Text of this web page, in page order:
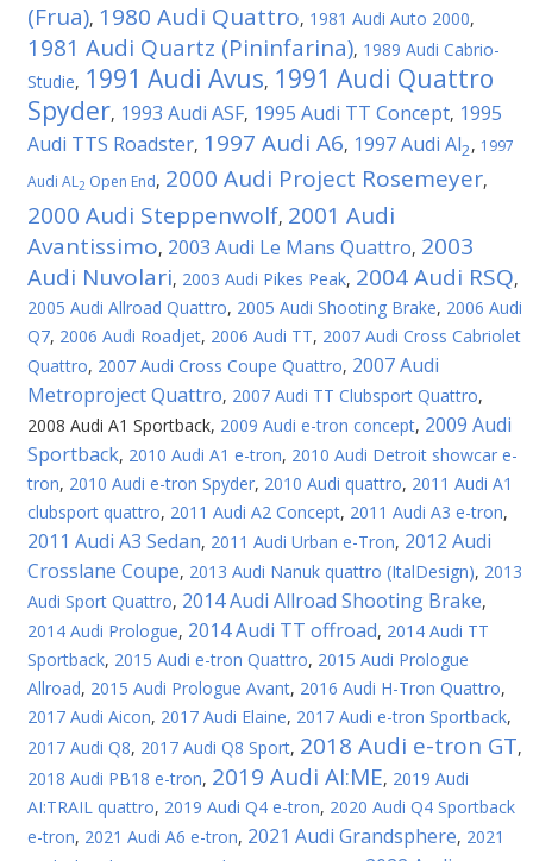
(Frua), 1980 Audi Quattro, 1981 Audi Auto 2000,
1981 Audi Quartz (Pininfarina), 1989 Audi Cabrio-
Studie, 1991 Audi Avus, 1991 Audi Quattro
Spyder, 1993 Audi ASF, 1995 Audi TT Concept, 1995
Audi TTS Roadster, 1997 Audi A6, 1997 Audi Al2, 1997
Audi AL2 Open End, 2000 Audi Project Rosemeyer,
2000 Audi Steppenwolf, 2001 Audi
Avantissimo, 2003 Audi Le Mans Quattro, 2003
Audi Nuvolari, 2003 Audi Pikes Peak, 2004 Audi RSQ,
2005 Audi Allroad Quattro, 2005 Audi Shooting Brake, 2006 Audi
Q7, 2006 Audi Roadjet, 2006 Audi TT, 2007 Audi Cross Cabriolet
Quattro, 2007 Audi Cross Coupe Quattro, 2007 Audi
Metroproject Quattro, 2007 Audi TT Clubsport Quattro,
2008 Audi A1 Sportback, 2009 Audi e-tron concept, 2009 Audi
Sportback, 2010 Audi A1 e-tron, 2010 Audi Detroit showcar e-
tron, 2010 Audi e-tron Spyder, 2010 Audi quattro, 2011 Audi A1
clubsport quattro, 2011 Audi A2 Concept, 2011 Audi A3 e-tron,
2011 Audi A3 Sedan, 2011 Audi Urban e-Tron, 2012 Audi
Crosslane Coupe, 2013 Audi Nanuk quattro (ItalDesign), 2013
Audi Sport Quattro, 2014 Audi Allroad Shooting Brake,
2014 Audi Prologue, 2014 Audi TT offroad, 2014 Audi TT
Sportback, 2015 Audi e-tron Quattro, 2015 Audi Prologue
Allroad, 2015 Audi Prologue Avant, 2016 Audi H-Tron Quattro,
2017 Audi Aicon, 2017 Audi Elaine, 2017 Audi e-tron Sportback,
2017 Audi Q8, 2017 Audi Q8 Sport, 2018 Audi e-tron GT,
2018 Audi PB18 e-tron, 2019 Audi AI:ME, 2019 Audi
AI:TRAIL quattro, 2019 Audi Q4 e-tron, 2020 Audi Q4 Sportback
e-tron, 2021 Audi A6 e-tron, 2021 Audi Grandsphere, 2021